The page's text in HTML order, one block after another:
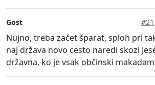
Gost #21
Nujno, treba začet šparat, sploh pri
naj država novo cesto naredi skozi
državna, ko je vsak občinski